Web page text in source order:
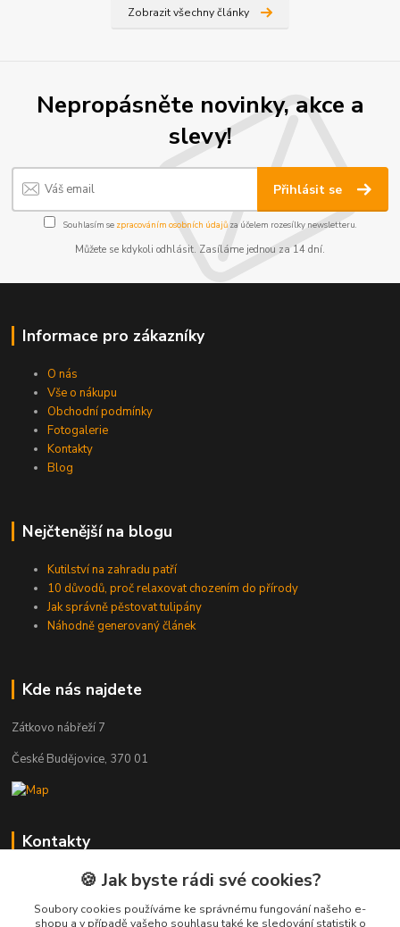
Zobrazit všechny články
Nepropásněte novinky, akce a
slevy!
Přihlásit se
Souhlasím se zpracováním osobních údajůza účelem rozesílky newsletteru.
Můžete se kdykoli odhlásit. Zasíláme jednou za 14 dní.
Informace pro zákazníky
O nás
Vše o nákupu
Obchodní podmínky
Fotogalerie
Kontakty
Blog
Nejčtenější na blogu
Kutilství na zahradu patří
10 důvodů, proč relaxovat chozením do přírody
Jak správně pěstovat tulipány
Náhodně generovaný článek
Kde nás najdete
Zátkovo nábřeží 7
České Budějovice, 370 01
Kontakty
Zákaznická podpora Eshop-rychle
+420 333 222 111
(Po-Pá, 8-16 hod.)
🍪 Jak byste rádi své cookies?
Soubory cookies používáme ke správnému fungování našeho e-
shopu a v případě vašeho souhlasu také ke sledování statistik o